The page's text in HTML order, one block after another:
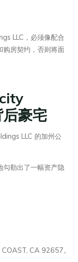
LLC，必须像配合
购房契约，否则将面
豪宅
LLC 的加州公
勾勒出了一幅资产隐
CA 92657。